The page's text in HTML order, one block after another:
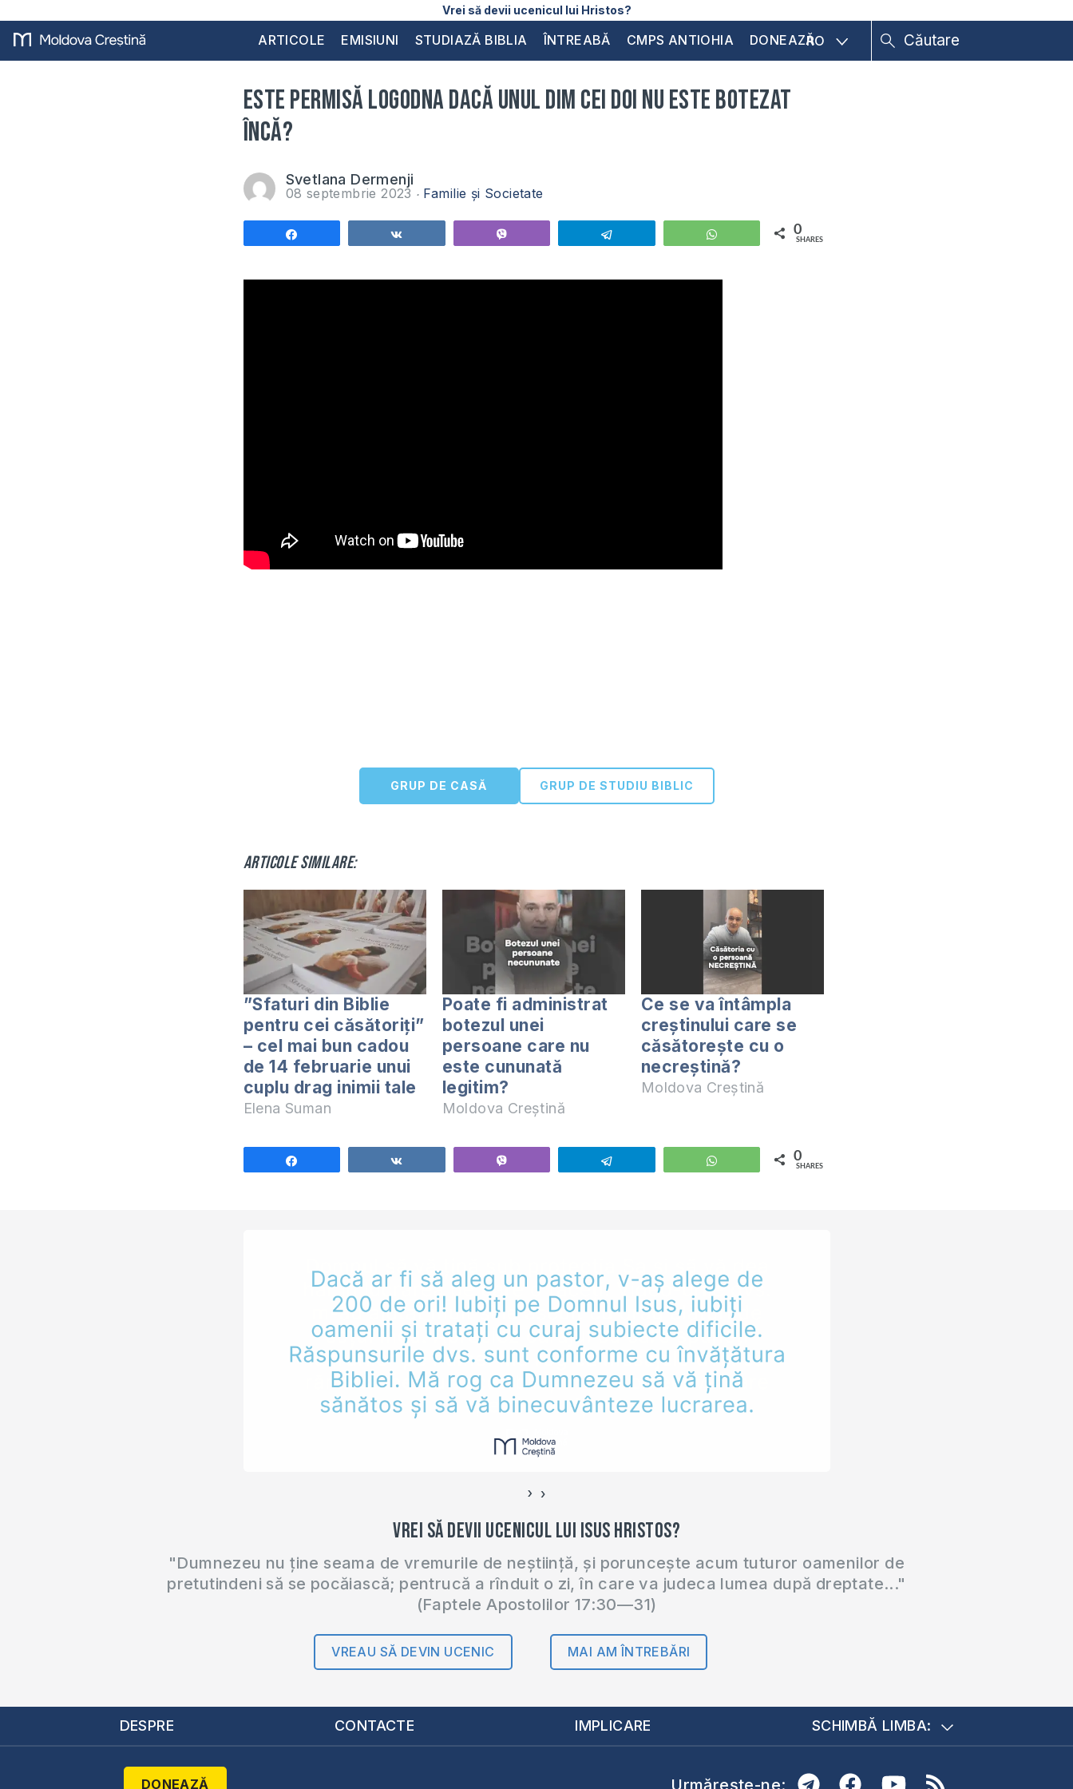
Vrei să devii ucenicul lui Hristos?
ARTICOLE EMISIUNI STUDIAZĂ BIBLIA ÎNTREABĂ CMPS ANTIOHIA DONEAZĂRO
Este permisă logodna dacă unul dim cei doi nu este botezat
încă?
Svetlana Dermenji
08 septembrie 2023 Familie și Societate
WhatsApp 0
SHARES
GRUP DE CASĂ GRUP DE STUDIU BIBLIC
Articole similare:
”Sfaturi din Biblie
pentru cei căsătoriți”
– cel mai bun cadou
de 14 februarie unui
cuplu drag inimii tale
Elena Suman
Poate fi administrat
botezul unei
persoane care nu
este cununată
legitim?
Moldova Creștină
Ce se va întâmpla
creștinului care se
căsătorește cu o
necreștină?
Moldova Creștină
WhatsApp 0
SHARES
‹ ›
Vrei să devii ucenicul lui Isus Hristos?
"Dumnezeu nu ține seama de vremurile de neștiință, și poruncește acum tuturor oamenilor de
pretutindeni să se pocăiască; pentrucă a rînduit o zi, în care va judeca lumea după dreptate..."
(Faptele Apostolilor 17:30—31)
VREAU SĂ DEVIN UCENIC MAI AM ÎNTREBĂRI
DESPRE CONTACTE IMPLICARE SCHIMBĂ LIMBA:
DONEAZĂ Urmărește-ne: